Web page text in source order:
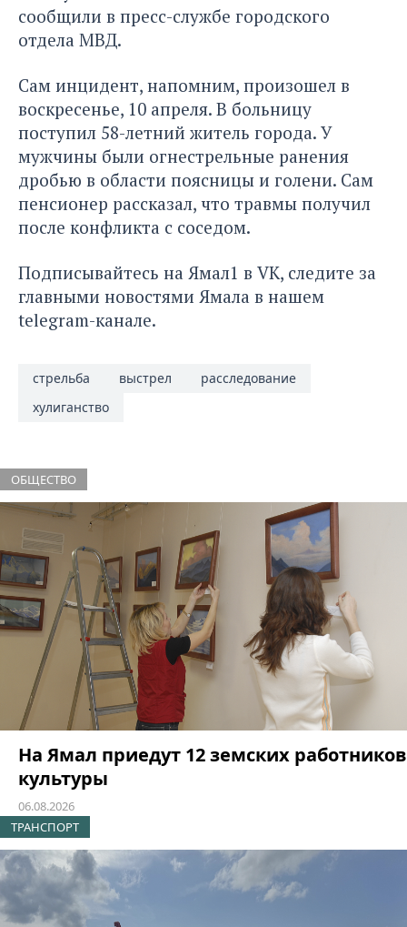
сообщили в пресс-службе городского
отдела МВД.
Сам инцидент, напомним, произошел в
воскресенье, 10 апреля. В больницу
поступил 58-летний житель города. У
мужчины были огнестрельные ранения
дробью в области поясницы и голени. Сам
пенсионер рассказал, что травмы получил
после конфликта с соседом.
Подписывайтесь на Ямал1 в VK, следите за
главными новостями Ямала в нашем
telegram-канале.
стрельба выстрел
расследование
хулиганство
ОБЩЕСТВО
На Ямал приедут 12 земских работников
культуры
06.08.2026
ТРАНСПОРТ